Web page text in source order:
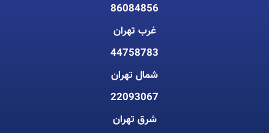
86084856
غرب تهران
44758783
شمال تهران
22093067
شرق تهران